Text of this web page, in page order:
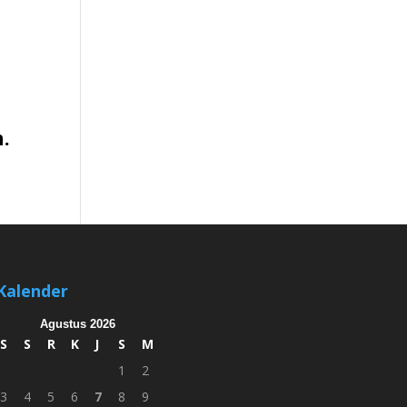
Agustus 2026
S S R K J S
M
1
2
3
4 5 6 7 8 9